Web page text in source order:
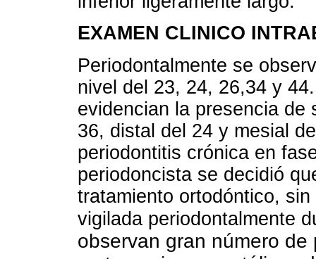
EXAMEN CLINICO
Periodontalmente se
nivel del 23, 24, 26,34 y
evidencian la presencia de
36, distal del 24 y mesial
periodontitis crónica en
periodoncista se decidió
tratamiento ortodóntico,
vigilada periodontalmente
observan gran número